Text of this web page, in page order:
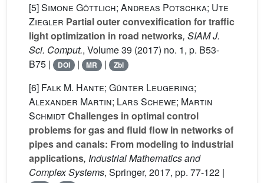
[5]Simone Göttlich; Andreas Potschka; Ute
Ziegler Partial outer convexification for traffic
light optimization in road networks, SIAM J.
Sci. Comput., Volume 39 (2017) no. 1, p. B53-
B75 |
DOI | MR | Zbl
[6] Falk M. Hante; Günter Leugering;
Alexander Martin; Lars Schewe; Martin
SchmidtChallenges in optimal control
problems for gas and fluid flow in networks of
pipes and canals: From modeling to industrial
applications, Industrial Mathematics and
Complex Systems, Springer, 2017, pp. 77-122 |